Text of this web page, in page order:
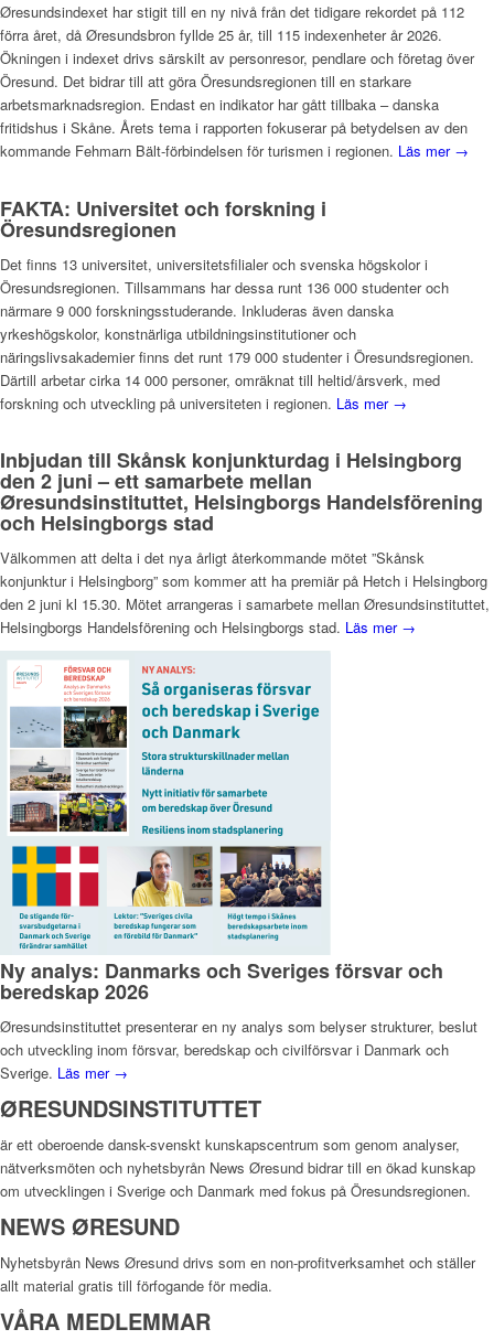
Øresundsindexet har stigit till en ny nivå från det tidigare rekordet på 112
förra året, då Øresundsbron fyllde 25 år, till 115 indexenheter år 2026.
Ökningen i indexet drivs särskilt av personresor, pendlare och företag över
Öresund. Det bidrar till att göra Öresundsregionen till en starkare
arbetsmarknadsregion. Endast en indikator har gått tillbaka – danska
fritidshus i Skåne. Årets tema i rapporten fokuserar på betydelsen av den
kommande Fehmarn Bält-förbindelsen för turismen i regionen. Läs mer →
FAKTA: Universitet och forskning i
Öresundsregionen
Det finns 13 universitet, universitetsfilialer och svenska högskolor i
Öresundsregionen. Tillsammans har dessa runt 136 000 studenter och
närmare 9 000 forskningsstuderande. Inkluderas även danska
yrkeshögskolor, konstnärliga utbildningsinstitutioner och
näringslivsakademier finns det runt 179 000 studenter i Öresundsregionen.
Därtill arbetar cirka 14 000 personer, omräknat till heltid/årsverk, med
forskning och utveckling på universiteten i regionen. Läs mer →
Inbjudan till Skånsk konjunkturdag i Helsingborg
den 2 juni – ett samarbete mellan
Øresundsinstituttet, Helsingborgs Handelsförening
och Helsingborgs stad
Välkommen att delta i det nya årligt återkommande mötet ”Skånsk
konjunktur i Helsingborg” som kommer att ha premiär på Hetch i Helsingborg
den 2 juni kl 15.30. Mötet arrangeras i samarbete mellan Øresundsinstituttet,
Helsingborgs Handelsförening och Helsingborgs stad. Läs mer →
Ny analys: Danmarks och Sveriges försvar och
beredskap 2026
Øresundsinstituttet presenterar en ny analys som belyser strukturer, beslut
och utveckling inom försvar, beredskap och civilförsvar i Danmark och
Sverige. Läs mer →
ØRESUNDSINSTITUTTET
är ett oberoende dansk-svenskt kunskapscentrum som genom analyser,
nätverksmöten och nyhetsbyrån News Øresund bidrar till en ökad kunskap
om utvecklingen i Sverige och Danmark med fokus på Öresundsregionen.
NEWS ØRESUND
Nyhetsbyrån News Øresund drivs som en non-profitverksamhet och ställer
allt material gratis till förfogande för media.
VÅRA MEDLEMMAR